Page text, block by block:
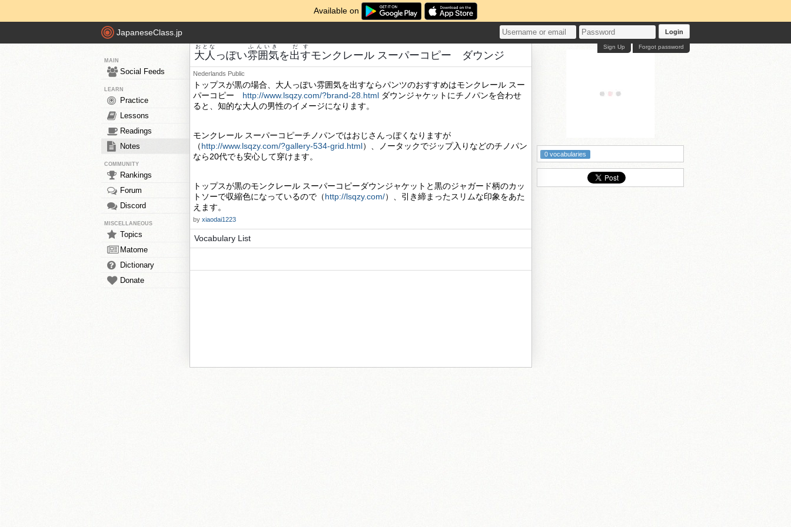
Available on
JapaneseClass.jp Login
Forgot password
Sign Up
MAIN
Social Feeds
LEARN
Practice
Lessons
Readings
Notes
COMMUNITY
Rankings
Forum
Discord
MISCELLANEOUS
Topics
Matome
Dictionary
Donate
大人
おとな
っぽい雰囲気
ふんいき
を出す
だす
モンクレール スーパーコピー ダウンジ
Nederlands Public
トップスが黒の場合、大人っぽい雰囲気を出すならパンツのおすすめはモンクレール スー
パーコピー http://www.lsqzy.com/?brand-28.html ダウンジャケットにチノパンを合わせ
ると、知的な大人の男性のイメージになります。
モンクレール スーパーコピーチノパンではおじさんっぽくなりますが
（http://www.lsqzy.com/?gallery-534-grid.html）、ノータックでジップ入りなどのチノパン
なら20代でも安心して穿けます。
トップスが黒のモンクレール スーパーコピーダウンジャケットと黒のジャガード柄のカッ
トソーで収縮色になっているので（http://lsqzy.com/）、引き締まったスリムな印象をあた
えます。
by xiaodai1223
Vocabulary List
0 vocabularies